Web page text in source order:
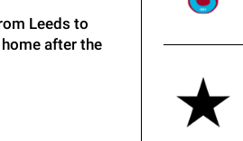
Leeds to
after the